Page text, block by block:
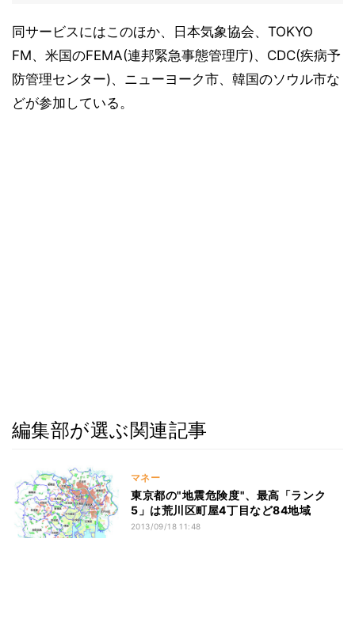
同サービスにはこのほか、日本気象協会、TOKYO
FM、米国のFEMA(連邦緊急事態管理庁)、CDC(疾病予
防管理センター)、ニューヨーク市、韓国のソウル市な
どが参加している。
編集部が選ぶ関連記事
マネー
東京都の"地震危険度"、最高「ランク
5」は荒川区町屋4丁目など84地域
2013/09/18 11:48